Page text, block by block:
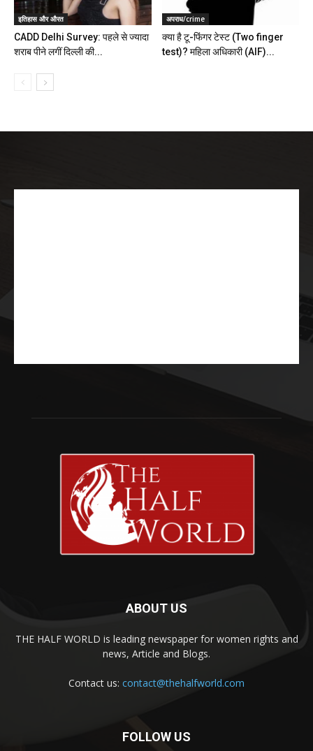
इतिहास और औरत
CADD Delhi Survey: पहले से ज्यादा
शराब पीने लगीं दिल्ली की...
अपराध/crime
क्या है टू-फिंगर टेस्ट (Two finger
test)? महिला अधिकारी (AIF)...
ABOUT US
THE HALF WORLD is leading newspaper for women rights and
news, Article and Blogs.
Contact us: contact@thehalfworld.com
FOLLOW US